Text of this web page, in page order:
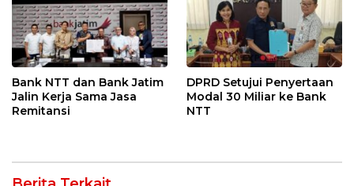
Bank NTT dan Bank Jatim
Jalin Kerja Sama Jasa
Remitansi
DPRD Setujui Penyertaan
Modal 30 Miliar ke Bank
NTT